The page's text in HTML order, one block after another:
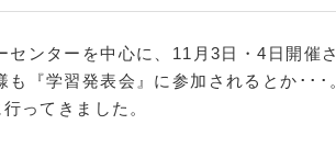
ンターを中心に、11月3日・4日開催
『学習発表会』に参加されるとか･･･
ってきました。